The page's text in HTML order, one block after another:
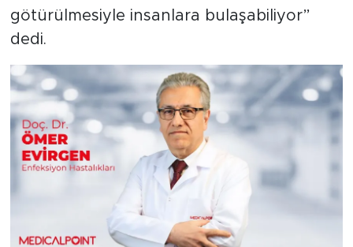
götürülmesiyle insanlara bulaşabiliyor”
dedi.